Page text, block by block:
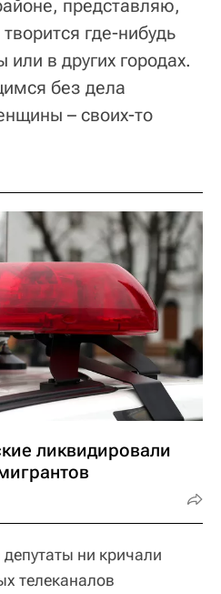
представляю,
где-нибудь
или в других городах.
без дела
– своих-то
ликвидировали
ни кричали
телеканалов